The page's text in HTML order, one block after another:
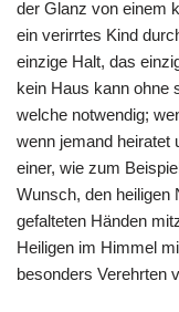
der Glanz von einem
ein verirrtes Kind
einzige Halt, das
kein Haus kann ohne
welche notwendig;
wenn jemand heiratet
einer, wie zum
Wunsch, den heiligen
gefalteten Händen
Heiligen im Himmel
besonders Verehrten